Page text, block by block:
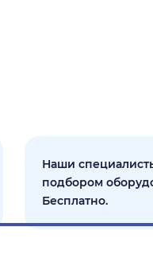
Наши
подбором
Бесплатно.